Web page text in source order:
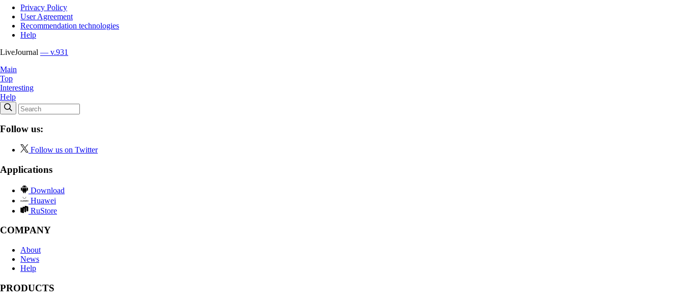
Privacy Policy
User Agreement
Recommendation technologies
Help
LiveJournal — v.931
Main
Top
Interesting
Help
Follow us:
Follow us on Twitter
Applications
Download
Huawei
RuStore
COMPANY
About
News
Help
PRODUCTS